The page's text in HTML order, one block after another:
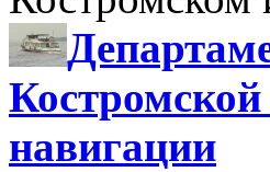
навигации